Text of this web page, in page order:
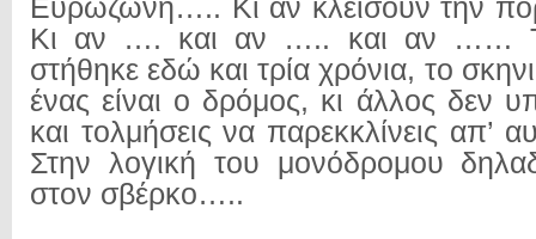
Ευρωζώνη….. Κι αν κλείσουν την
Κι αν …. και αν ….. και αν ……
στήθηκε εδώ και τρία χρόνια, το
ένας είναι ο δρόμος, κι άλλος δεν
και τολμήσεις να παρεκκλίνεις απ’
Στην λογική του μονόδρομου
στον σβέρκο…..